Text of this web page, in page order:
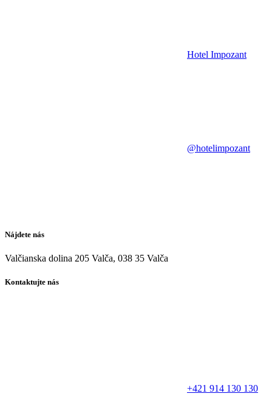
Hotel Impozant
@hotelimpozant
Nájdete nás
Valčianska dolina 205 Valča, 038 35 Valča
Kontaktujte nás
+421 914 130 130